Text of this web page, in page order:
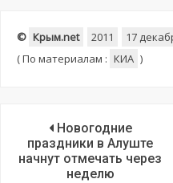
© Крым.net 2011
17
(По материалам : КИА )
Новогодние
праздники в Алуште
начнут отмечать через
неделю